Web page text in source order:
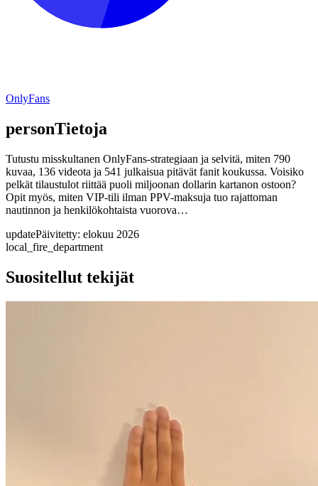
OnlyFans
personTietoja
Tutustu misskultanen OnlyFans-strategiaan ja selvitä, miten 790
kuvaa, 136 videota ja 541 julkaisua pitävät fanit koukussa. Voisiko
pelkät tilaustulot riittää puoli miljoonan dollarin kartanon ostoon?
Opit myös, miten VIP-tili ilman PPV-maksuja tuo rajattoman
nautinnon ja henkilökohtaista vuorova…
updatePäivitetty: elokuu 2026
local_fire_department
Suositellut tekijät